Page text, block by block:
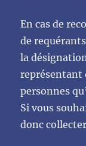
En cas de
de
la
représentant
personnes
Si vous
donc